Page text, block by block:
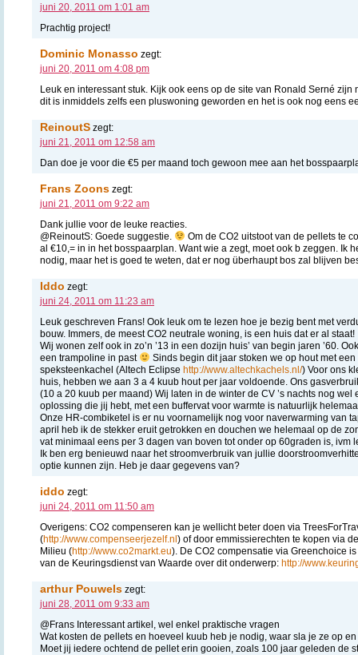
juni 20, 2011 om 1:01 am
Prachtig project!
Dominic Monasso zegt:
juni 20, 2011 om 4:08 pm
Leuk en interessant stuk. Kijk ook eens op de site van Ronald Serné
dit is inmiddels zelfs een pluswoning geworden en het is ook nog eens
ReinoutS zegt:
juni 21, 2011 om 12:58 am
Dan doe je voor die €5 per maand toch gewoon mee aan het
Frans Zoons zegt:
juni 21, 2011 om 9:22 am
Dank jullie voor de leuke reacties.
@ReinoutS: Goede suggestie.
Om de CO2 uitstoot van de pellets te
al €10,= in in het bosspaarplan. Want wie a zegt, moet ook b zeggen. Ik
nodig, maar het is goed te weten, dat er nog überhaupt bos zal blijven
Iddo zegt:
juni 24, 2011 om 11:23 am
Leuk geschreven Frans! Ook leuk om te lezen hoe je bezig bent met
bouw. Immers, de meest CO2 neutrale woning, is een huis dat er al staat!
Wij wonen zelf ook in zo’n ’13 in een dozijn huis’ van begin jaren ’60.
een trampoline in past
Sinds begin dit jaar stoken we op hout met
speksteenkachel (Altech Eclipse http://www.altechkachels.nl/) Voor ons
huis, hebben we aan 3 a 4 kuub hout per jaar voldoende. Ons
(10 a 20 kuub per maand) Wij laten in de winter de CV ’s nachts nog wel
oplossing die jij hebt, met een buffervat voor warmte is natuurlijk
Onze HR-combiketel is er nu voornamelijk nog voor naverwarming van
april heb ik de stekker eruit getrokken en douchen we helemaal op de
vat minimaal eens per 3 dagen van boven tot onder op 60graden is, ivm
Ik ben erg benieuwd naar het stroomverbruik van jullie
optie kunnen zijn. Heb je daar gegevens van?
iddo zegt:
juni 24, 2011 om 11:50 am
Overigens: CO2 compenseren kan je wellicht beter doen via
(http://www.compenseerjezelf.nl) of door emmissierechten te kopen via
Milieu (http://www.co2markt.eu). De CO2 compensatie via Greenchoice
van de Keuringsdienst van Waarde over dit onderwerp: http://
arthur Pouwels zegt:
juni 28, 2011 om 9:33 am
@Frans Interessant artikel, wel enkel praktische vragen
Wat kosten de pellets en hoeveel kuub heb je nodig, waar sla je ze op
Moet jij iedere ochtend de pellet erin gooien, zoals 100 jaar geleden de